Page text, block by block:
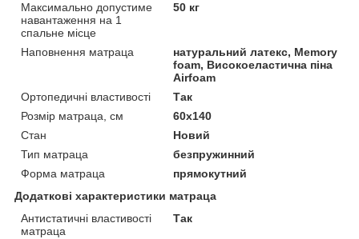
Максимально допустиме
навантаження на 1
спальне місце
50 кг
Наповнення матраца
натуральний латекс, Memory
foam, Високоеластична піна
Airfoam
Ортопедичні властивості
Так
Розмір матраца, см
60x140
Стан
Новий
Тип матраца
безпружинний
Форма матраца
прямокутний
Додаткові характеристики матраца
Антистатичні властивості
матраца
Так